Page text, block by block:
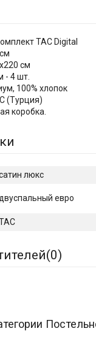
TAC Digital
см
- 4 шт.
100% хлопок
(Турция)
коробка.
люкс
двуспальный евро
0)